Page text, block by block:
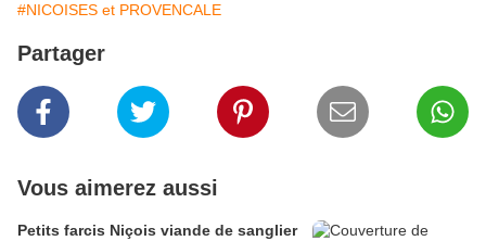
#NICOISES et PROVENCALE
Partager
Vous aimerez aussi
Petits farcis Niçois viande de sanglier